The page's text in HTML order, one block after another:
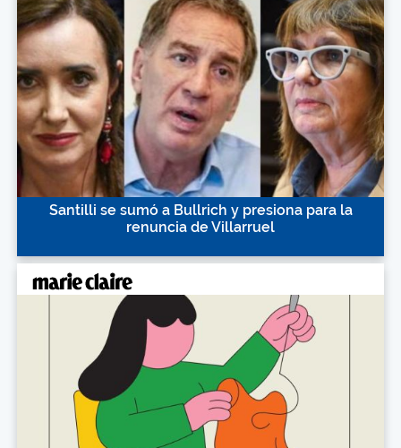
Santilli se sumó a Bullrich y presiona para la
renuncia de Villarruel